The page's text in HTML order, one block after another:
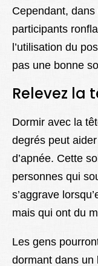
Cependant,
participants
l’utilisation du
pas une bonne
Relevez la
Dormir avec la
degrés peut
d’apnée. Cette
personnes qui
s’aggrave
mais qui ont du
Les gens
dormant dans un